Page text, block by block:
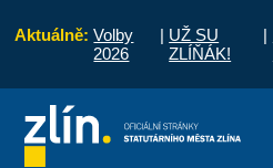
Aktuálně: Volby
2026
| UŽ SU
ZLÍŇÁK!
|